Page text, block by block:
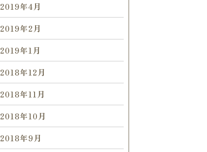
2019年4月
2019年2月
2019年1月
2018年12月
2018年11月
2018年10月
2018年9月